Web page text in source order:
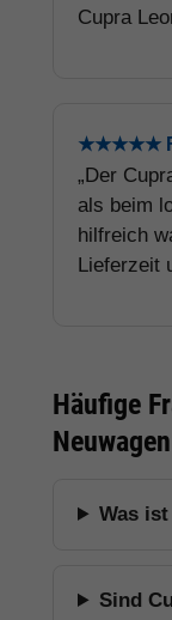
Cupra
★★★★★
„Der
als beim
hilfreich
Lieferzeit
Häufige
Neuwagen
Was
Sind